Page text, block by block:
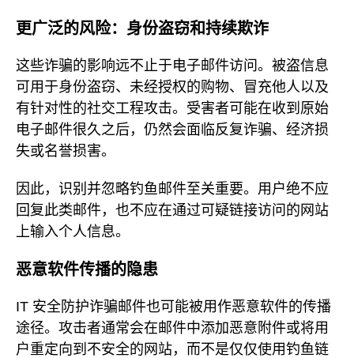
更广泛的风险：身份盗窃和持续欺诈
这些诈骗的影响远不止于电子邮件访问。被盗信息
可用于身份盗窃、未经授权的购物、冒充他人以及
有针对性的社交工程攻击。受害者可能在收到原始
电子邮件很久之后，仍然会面临反复诈骗、经济损
失或名誉损害。
因此，识别并忽略钓鱼邮件至关重要。用户绝不应
回复此类邮件，也不应在通过可疑链接访问的网站
上输入个人信息。
恶意软件传播的隐患
IT 安全防护诈骗邮件也可能被用作恶意软件的传播
途径。攻击者通常会在邮件中添加恶意附件或将用
户重定向到不安全的网站，而不是仅仅使用钓鱼链